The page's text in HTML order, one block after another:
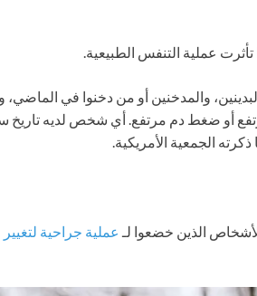
عملية التنفس الطبيعية.
والمدخنين أو من دخنوا في الماضي،
أو ضغط دم مرتفع. أي شخص لديه تاريخ
الجمعية الأمريكية.
الذين خضعوا لـ عملية جراحية